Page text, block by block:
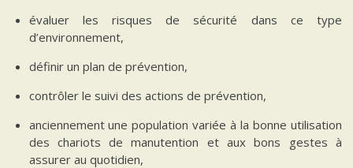
évaluer les risques de sécurité dans ce type
d’environnement,
définir un plan de prévention,
contrôler le suivi des actions de prévention,
anciennement une population variée à la bonne utilisation
des chariots de manutention et aux bons gestes à
assurer au quotidien,